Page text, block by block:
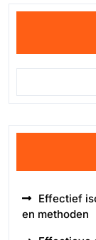
Effectief
en methoden